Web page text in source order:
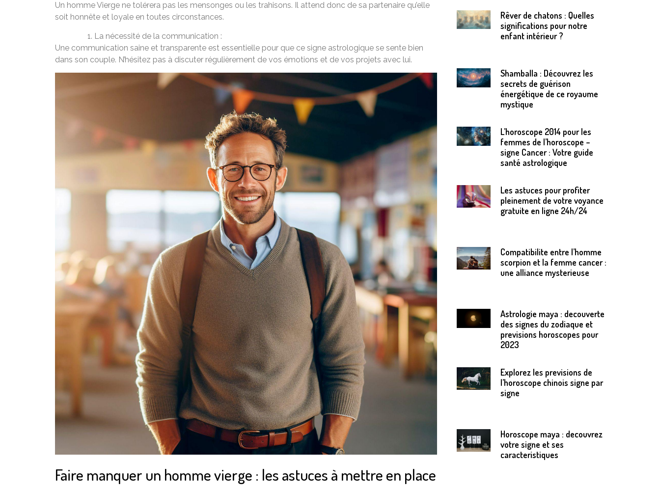
Un homme Vierge ne tolérera pas les mensonges ou les trahisons. Il attend donc de sa partenaire qu’elle
soit honnête et loyale en toutes circonstances.
La nécessité de la communication :
Une communication saine et transparente est essentielle pour que ce signe astrologique se sente bien
dans son couple. N’hésitez pas à discuter régulièrement de vos émotions et de vos projets avec lui.
Faire manquer un homme vierge : les astuces à mettre en place
Rêver de chatons : Quelles
significations pour notre
enfant intérieur ?
Shamballa : Découvrez les
secrets de guérison
énergétique de ce royaume
mystique
L’horoscope 2014 pour les
femmes de l’horoscope –
signe Cancer : Votre guide
santé astrologique
Les astuces pour profiter
pleinement de votre voyance
gratuite en ligne 24h/24
Compatibilite entre l’homme
scorpion et la femme cancer :
une alliance mysterieuse
Astrologie maya : decouverte
des signes du zodiaque et
previsions horoscopes pour
2023
Explorez les previsions de
l’horoscope chinois signe par
signe
Horoscope maya : decouvrez
votre signe et ses
caracteristiques